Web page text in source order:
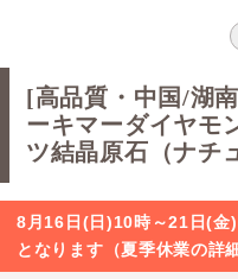
[高品質・中国/湖
ーキマーダイヤモ
ツ結晶原石（ナチ
8月16日(日)10時～21日(金
となります（夏季休業の詳